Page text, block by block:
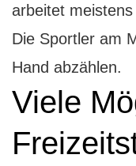
arbeitet
Die Sportler am
Hand abzählen.
Viele